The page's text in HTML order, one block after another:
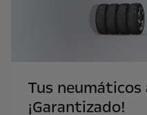
Tus
¡Garantizado!